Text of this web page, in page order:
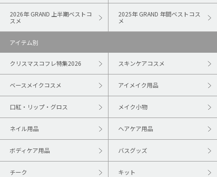
2026年 GRAND 上半期ベストコ
スメ
2025年 GRAND 年間ベストコス
メ
アイテム別
クリスマスコフレ特集2026 スキンケアコスメ
ベースメイクコスメ アイメイク用品
口紅・リップ・グロス メイク小物
ネイル用品 ヘアケア用品
ボディケア用品 バスグッズ
チーク キット